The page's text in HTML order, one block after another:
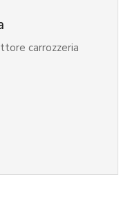
carrozzeria